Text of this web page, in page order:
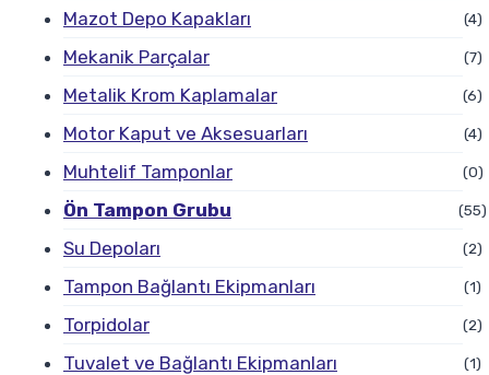
Mazot Depo Kapakları (4)
Mekanik Parçalar (7)
Metalik Krom Kaplamalar (6)
Motor Kaput ve Aksesuarları (4)
Muhtelif Tamponlar (0)
Ön Tampon Grubu (55)
Su Depoları (2)
Tampon Bağlantı Ekipmanları (1)
Torpidolar (2)
Tuvalet ve Bağlantı Ekipmanları (1)